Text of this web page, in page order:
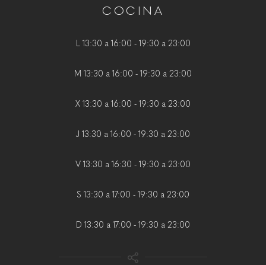
COCINA
L 13:30 a 16:00 - 19:30 a 23:00
M 13:30 a 16:00 - 19:30 a 23:00
X 13:30 a 16:00 - 19:30 a 23:00
J 13:30 a 16:00 - 19:30 a 23:00
V 13:30 a 16:30 - 19:30 a 23:00
S 13:30 a 17:00 - 19:30 a 23:00
D 13:30 a 17:00 - 19:30 a 23:00